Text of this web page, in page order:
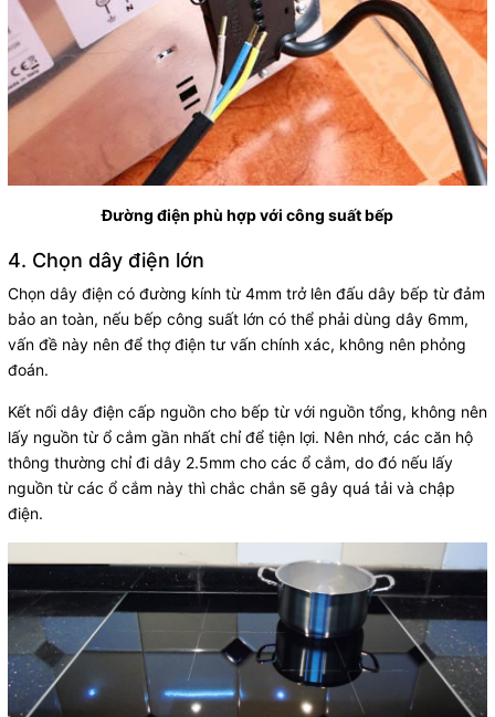
Đường điện phù hợp với công suất bếp
4. Chọn dây điện lớn
Chọn dây điện có đường kính từ 4mm trở lên đấu dây bếp từ đảm
bảo an toàn, nếu bếp công suất lớn có thể phải dùng dây 6mm,
vấn đề này nên để thợ điện tư vấn chính xác, không nên phỏng
đoán.
Kết nối dây điện cấp nguồn cho bếp từ với nguồn tổng, không nên
lấy nguồn từ ổ cắm gần nhất chỉ để tiện lợi. Nên nhớ, các căn hộ
thông thường chỉ đi dây 2.5mm cho các ổ cắm, do đó nếu lấy
nguồn từ các ổ cắm này thì chắc chắn sẽ gây quá tải và chập
điện.